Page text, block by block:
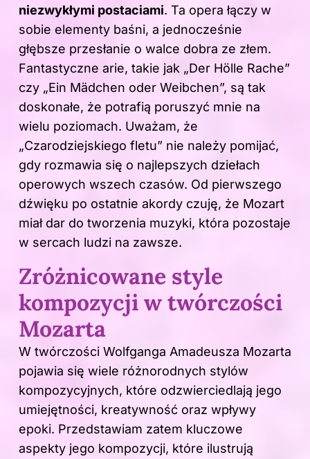
niezwykłymi postaciami. Ta opera łączy w
sobie elementy baśni, a jednocześnie
głębsze przesłanie o walce dobra ze złem.
Fantastyczne arie, takie jak „Der Hölle Rache”
czy „Ein Mädchen oder Weibchen”, są tak
doskonałe, że potrafią poruszyć mnie na
wielu poziomach. Uważam, że
„Czarodziejskiego fletu” nie należy pomijać,
gdy rozmawia się o najlepszych dziełach
operowych wszech czasów. Od pierwszego
dźwięku po ostatnie akordy czuję, że Mozart
miał dar do tworzenia muzyki, która pozostaje
w sercach ludzi na zawsze.
Zróżnicowane style
kompozycji w twórczości
Mozarta
W twórczości Wolfganga Amadeusza Mozarta
pojawia się wiele różnorodnych stylów
kompozycyjnych, które odzwierciedlają jego
umiejętności, kreatywność oraz wpływy
epoki. Przedstawiam zatem kluczowe
aspekty jego kompozycji, które ilustrują